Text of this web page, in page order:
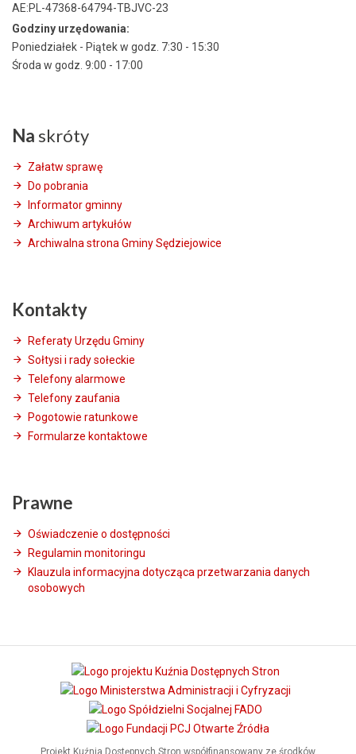
AE:PL-47368-64794-TBJVC-23
Godziny urzędowania:
Poniedziałek - Piątek w godz. 7:30 - 15:30
Środa w godz. 9:00 - 17:00
Na skróty
Załatw sprawę
Do pobrania
Informator gminny
Archiwum artykułów
Archiwalna strona Gminy Sędziejowice
Kontakty
Referaty Urzędu Gminy
Sołtysi i rady sołeckie
Telefony alarmowe
Telefony zaufania
Pogotowie ratunkowe
Formularze kontaktowe
Prawne
Oświadczenie o dostępności
Regulamin monitoringu
Klauzula informacyjna dotycząca przetwarzania danych
osobowych
Projekt Kuźnia Dostępnych Stron współfinansowany ze środków